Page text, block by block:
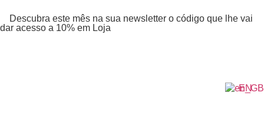
Descubra este mês na sua newsletter o código que lhe vai
dar acesso a 10% em Loja
EN